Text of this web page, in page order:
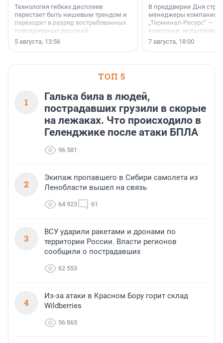
Технология гибких дисплеев
перестает быть нишевым трендом и
переходит в разряд востребованных
повседневных решений.
5 августа, 13:56
В преддверии Дня
менеджеры компании
„Терминал-Ресурс“ — о
компании, испытаниях
осторожного
7 августа, 18:00
ТОП 5
1
Галька била в людей,
пострадавших грузили в скорые
на лежаках. Что происходило в
Геленджике после атаки БПЛА
96 581
2
Экипаж пропавшего в Сибири самолета из
Ленобласти вышел на связь
64 923 61
3
ВСУ ударили ракетами и дронами по
территории России. Власти регионов
сообщили о пострадавших
62 553
4
Из-за атаки в Красном Бору горит склад
Wildberries
56 865